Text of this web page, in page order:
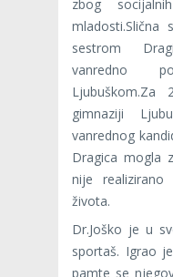
zbog
mladosti.Slična
sestrom
vanredno
gimnaziji
vanrednog
Dragica mogla
nije
života.
Dr.Joško je u
sportaš. Igrao
pamte se